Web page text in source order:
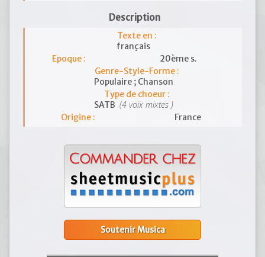
Description
Texte en :
français
Epoque :
20ème s.
Genre-Style-Forme :
Populaire ; Chanson
Type de choeur :
SATB (4 voix mixtes )
Origine : France
Soutenir Musica